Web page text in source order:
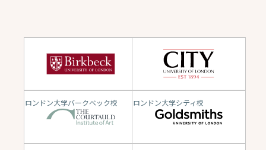
ロンドン大学バークベック校 ロンドン大学シティ校